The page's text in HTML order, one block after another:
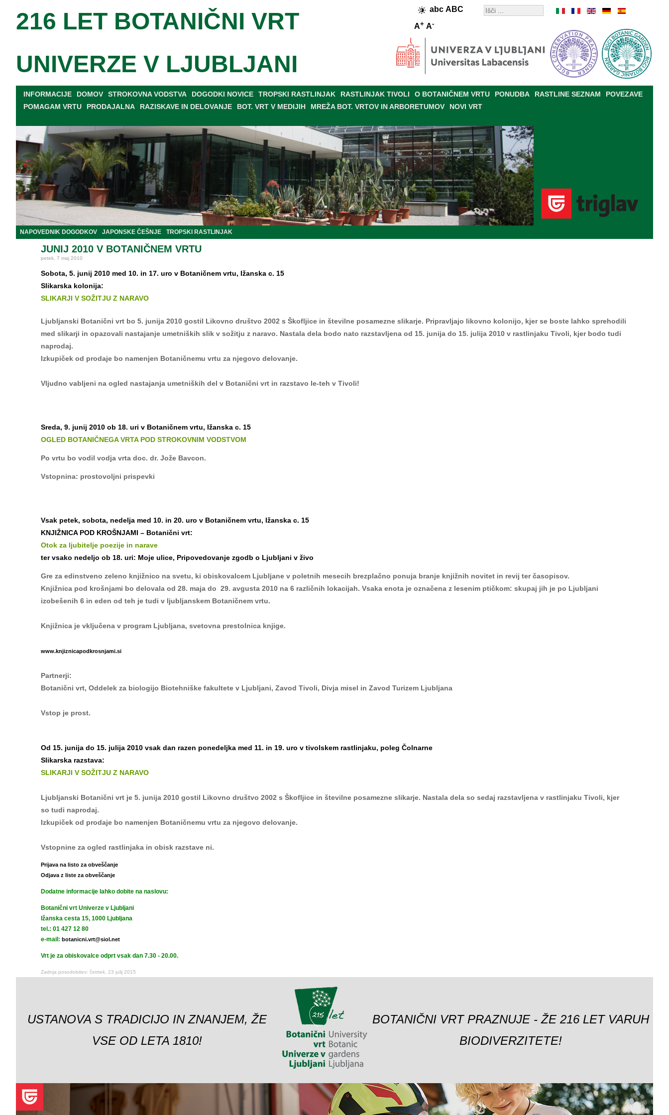
abc ABC
A+ A-
216 LET BOTANIČNI VRT
UNIVERZE V LJUBLJANI
INFORMACIJE DOMOV STROKOVNA VODSTVA DOGODKI NOVICE TROPSKI RASTLINJAK RASTLINJAK TIVOLI O BOTANIČNEM VRTU PONUDBA RASTLINE SEZNAM
POVEZAVE
POMAGAM VRTU
PRODAJALNA RAZISKAVE IN DELOVANJE BOT. VRT V MEDIJIH MREŽA BOT. VRTOV IN ARBORETUMOV NOVI VRT
NAPOVEDNIK DOGODKOV JAPONSKE ČEŠNJE TROPSKI RASTLINJAK
JUNIJ 2010 V BOTANIČNEM VRTU
petek, 7 maj 2010
Sobota, 5. junij 2010 med 10. in 17. uro v Botaničnem vrtu, Ižanska c. 15
Slikarska kolonija:
SLIKARJI V SOŽITJU Z NARAVO
Ljubljanski Botanični vrt bo 5. junija 2010 gostil Likovno društvo 2002 s Škofljice in številne posamezne slikarje. Pripravljajo likovno kolonijo, kjer se boste lahko sprehodili
med slikarji in opazovali nastajanje umetniških slik v sožitju z naravo. Nastala dela bodo nato razstavljena od 15. junija do 15. julija 2010 v rastlinjaku Tivoli, kjer bodo tudi
naprodaj.
Izkupiček od prodaje bo namenjen Botaničnemu vrtu za njegovo delovanje.
Vljudno vabljeni na ogled nastajanja umetniških del v Botanični vrt in razstavo le-teh v Tivoli!
Sreda, 9. junij 2010 ob 18. uri v Botaničnem vrtu, Ižanska c. 15
OGLED BOTANIČNEGA VRTA POD STROKOVNIM VODSTVOM
Po vrtu bo vodil vodja vrta doc. dr. Jože Bavcon.
Vstopnina: prostovoljni prispevki
Vsak petek, sobota, nedelja med 10. in 20. uro v Botaničnem vrtu, Ižanska c. 15
KNJIŽNICA POD KROŠNJAMI – Botanični vrt:
Otok za ljubitelje poezije in narave
ter vsako nedeljo ob 18. uri: Moje ulice, Pripovedovanje zgodb o Ljubljani v živo
Gre za edinstveno zeleno knjižnico na svetu, ki obiskovalcem Ljubljane v poletnih mesecih brezplačno ponuja branje knjižnih novitet in revij ter časopisov.
Knjižnica pod krošnjami bo delovala od 28. maja do 29. avgusta 2010 na 6 različnih lokacijah. Vsaka enota je označena z lesenim ptičkom: skupaj jih je po Ljubljani
izobešenih 6 in eden od teh je tudi v ljubljanskem Botaničnem vrtu.
Knjižnica je vključena v program Ljubljana, svetovna prestolnica knjige.
www.knjiznicapodkrosnjami.si
Partnerji:
Botanični vrt, Oddelek za biologijo Biotehniške fakultete v Ljubljani, Zavod Tivoli, Divja misel in Zavod Turizem Ljubljana
Vstop je prost.
Od 15. junija do 15. julija 2010 vsak dan razen ponedeljka med 11. in 19. uro v tivolskem rastlinjaku, poleg Čolnarne
Slikarska razstava:
SLIKARJI V SOŽITJU Z NARAVO
Ljubljanski Botanični vrt je 5. junija 2010 gostil Likovno društvo 2002 s Škofljice in številne posamezne slikarje. Nastala dela so sedaj razstavljena v rastlinjaku Tivoli, kjer
so tudi naprodaj.
Izkupiček od prodaje bo namenjen Botaničnemu vrtu za njegovo delovanje.
Vstopnine za ogled rastlinjaka in obisk razstave ni.
Prijava na listo za obveščanje
Odjava z liste za obveščanje
Dodatne informacije lahko dobite na naslovu:
Botanični vrt Univerze v Ljubljani
Ižanska cesta 15, 1000 Ljubljana
tel.: 01 427 12 80
e-mail: botanicni.vrt@siol.net
Vrt je za obiskovalce odprt vsak dan 7.30 - 20.00.
Zadnja posodobitev: četrtek, 23 julij 2015
USTANOVA S TRADICIJO IN ZNANJEM, ŽE
VSE OD LETA 1810!
BOTANIČNI VRT PRAZNUJE - ŽE 216 LET VARUH
BIODIVERZITETE!